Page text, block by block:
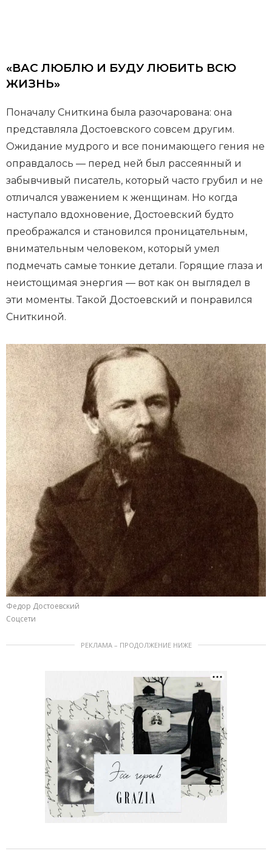
«ВАС ЛЮБЛЮ И БУДУ ЛЮБИТЬ ВСЮ
ЖИЗНЬ»
Поначалу Сниткина была разочарована: она
представляла Достоевского совсем другим.
Ожидание мудрого и все понимающего гения не
оправдалось — перед ней был рассеянный и
забывчивый писатель, который часто грубил и не
отличался уважением к женщинам. Но когда
наступало вдохновение, Достоевский будто
преображался и становился проницательным,
внимательным человеком, который умел
подмечать самые тонкие детали. Горящие глаза и
неистощимая энергия — вот как он выглядел в
эти моменты. Такой Достоевский и понравился
Сниткиной.
Федор Достоевский
Соцсети
РЕКЛАМА – ПРОДОЛЖЕНИЕ НИЖЕ